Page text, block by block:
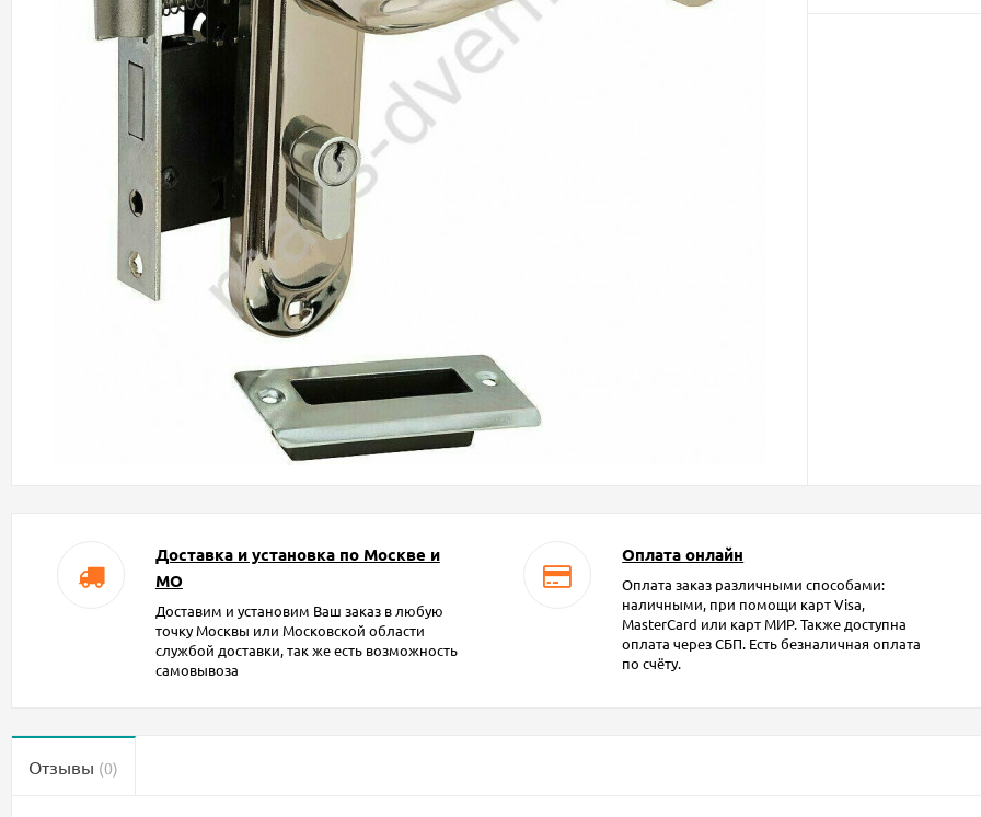
Доставка и установка по Москве и
МО
Доставим и установим Ваш заказ в любую
точку Москвы или Московской области
службой доставки, так же есть возможность
самовывоза
Оплата онлайн
Оплата заказ различными способами:
наличными, при помощи карт Visa,
MasterCard или карт МИР. Также доступна
оплата через СБП. Есть безналичная оплата
по счёту.
Отзывы (0)